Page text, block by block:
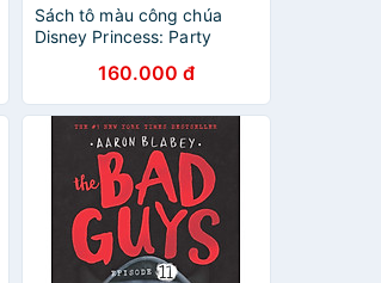
Sách tô màu công chúa
Disney Princess: Party
160.000 đ